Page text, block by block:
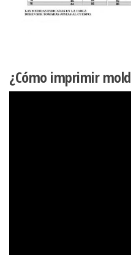
¿Cómo imprimir